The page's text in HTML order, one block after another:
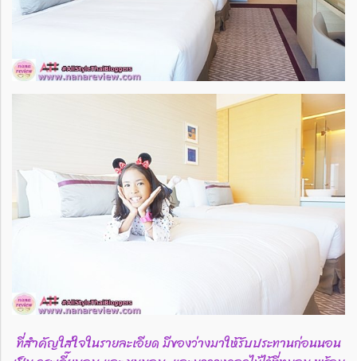
ที่สำคัญใส่ใจในรายละเอียด มีของว่างมาให้รับประทานก่อนนอน